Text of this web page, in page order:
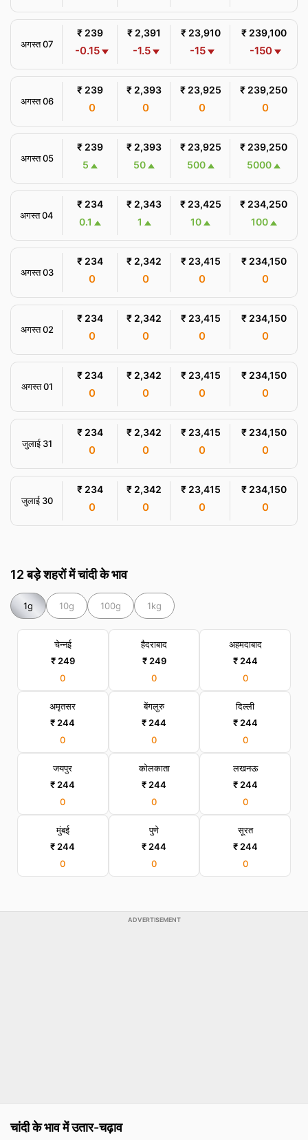
अगस्त 07
₹ 239
-0.15
₹ 2,391
-1.5
₹ 23,910
-15
₹ 239,100
-150
अगस्त 06
₹ 239
0
₹ 2,393
0
₹ 23,925
0
₹ 239,250
0
अगस्त 05
₹ 239
5
₹ 2,393
50
₹ 23,925
500
₹ 239,250
5000
अगस्त 04
₹ 234
0.1
₹ 2,343
1
₹ 23,425
10
₹ 234,250
100
अगस्त 03
₹ 234
0
₹ 2,342
0
₹ 23,415
0
₹ 234,150
0
अगस्त 02
₹ 234
0
₹ 2,342
0
₹ 23,415
0
₹ 234,150
0
अगस्त 01
₹ 234
0
₹ 2,342
0
₹ 23,415
0
₹ 234,150
0
जुलाई 31
₹ 234
0
₹ 2,342
0
₹ 23,415
0
₹ 234,150
0
जुलाई 30
₹ 234
0
₹ 2,342
0
₹ 23,415
0
₹ 234,150
0
12 बड़े शहरों में चांदी के भाव
1g 10g 100g 1kg
चेन्नई
₹ 249
0
हैदराबाद
₹ 249
0
अहमदाबाद
₹ 244
0
अमृतसर
₹ 244
0
बेंगलुरु
₹ 244
0
दिल्ली
₹ 244
0
जयपुर
₹ 244
0
कोलकाता
₹ 244
0
लखनऊ
₹ 244
0
मुंबई
₹ 244
0
पुणे
₹ 244
0
सूरत
₹ 244
0
ADVERTISEMENT
चांदी के भाव में उतार-चढ़ाव